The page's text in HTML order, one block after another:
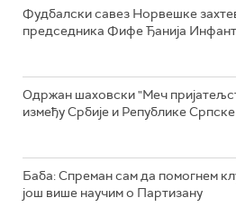
Фудбалски савез Норвешке
председника Фифе Ђанија
Одржан шаховски "Меч
између Србије и Републике Српске
Баба: Спреман сам да помогнем
још више научим о Партизану